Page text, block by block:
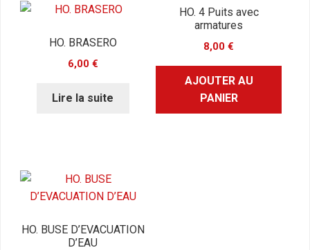
HO. BRASERO
6,00 €
Lire la suite
HO. 4 Puits avec
armatures
8,00€
AJOUTER AU
PANIER
HO. BUSE D’EVACUATION
D’EAU